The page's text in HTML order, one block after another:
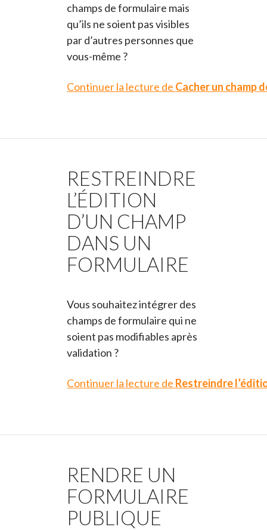
champs de formulaire mais
qu’ils ne soient pas visibles
par d’autres personnes que
vous-même ?
Continuer la lecture de Cacher un champ
RESTREINDRE
L’ÉDITION
D’UN CHAMP
DANS UN
FORMULAIRE
Vous souhaitez intégrer des
champs de formulaire qui ne
soient pas modifiables après
validation ?
Continuer la lecture de Restreindre
RENDRE UN
FORMULAIRE
PUBLIQUE